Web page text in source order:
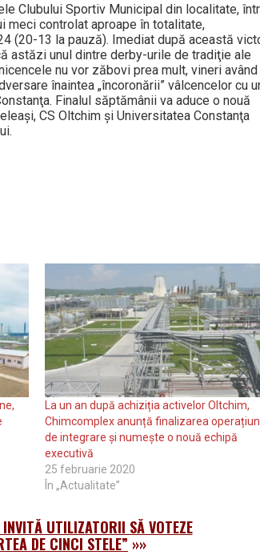
Clubului Sportiv Municipal din localitate,
meci controlat aproape în totalitate,
(20-13 la pauză). Imediat după această
astăzi unul dintre derby-urile de tradiţie ale
nu vor zăbovi prea mult, vineri având
înaintea „încoronării” vâlcencelor cu
Finalul săptămânii va aduce o nouă
CS Oltchim şi Universitatea Constanţa
La un an după achiziția activelor Oltchim,
Chimcomplex anunță finalizarea
de integrare și numește o nouă echipă
executivă
25 februarie 2020
În „Actualitate”
UTILIZATORII SĂ VOTEZE
DE CINCI STELE” »»